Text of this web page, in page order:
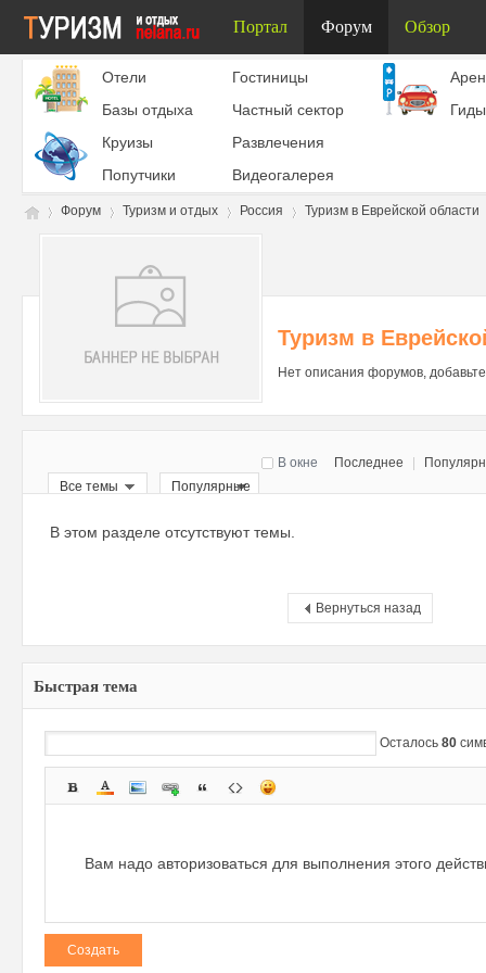
Портал Форум Обзор
Отели
Гостиницы
Базы отдыха
Частный сектор
Гиды
Круизы
Развлечения
Попутчики
Видеогалерея
Форум Туризм и отдых Россия Туризм в Еврейской области
Туризм в
Нет описания форумов,
Последнее
В окне
Все темы
Популярные
В этом разделе отсутствуют темы.
Вернуться назад
Быстрая тема
Осталось 80
Вам надо авторизоваться для выполнения этого
Создать